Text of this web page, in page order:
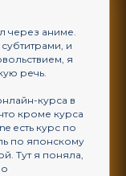
через аниме.
и
я
речь.
курса в
кроме курса
есть курс по
по японскому
Тут я поняла,